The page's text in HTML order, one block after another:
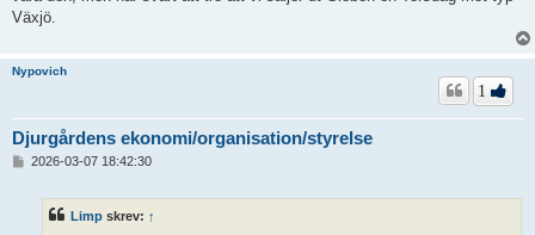
Växjö.
Nypovich
Djurgårdens ekonomi/organisation/styrelse
1
2026-03-07 18:42:30
Limp skrev: ↑